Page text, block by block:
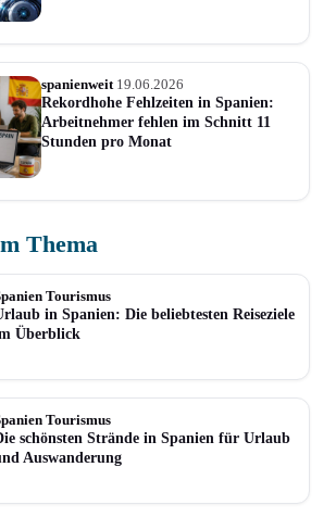
spanienweit 19.06.2026
Rekordhohe Fehlzeiten in Spanien:
Arbeitnehmer fehlen im Schnitt 11
Stunden pro Monat
Thema
Tourismus
in Spanien: Die beliebtesten Reiseziele
Überblick
Tourismus
schönsten Strände in Spanien für Urlaub
Auswanderung